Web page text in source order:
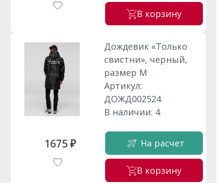
В корзину
1675 ₽
Дождевик «Только
свистни», черный,
размер M
Артикул:
ДОЖД002524
В наличии: 4
На расчет
В корзину